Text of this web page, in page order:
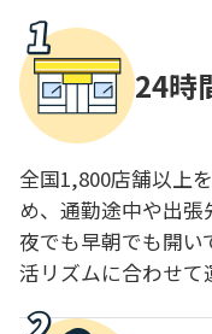
24時
全国1,800店舗以上
め、通勤途中や出
夜でも早朝でも開い
活リズムに合わせて